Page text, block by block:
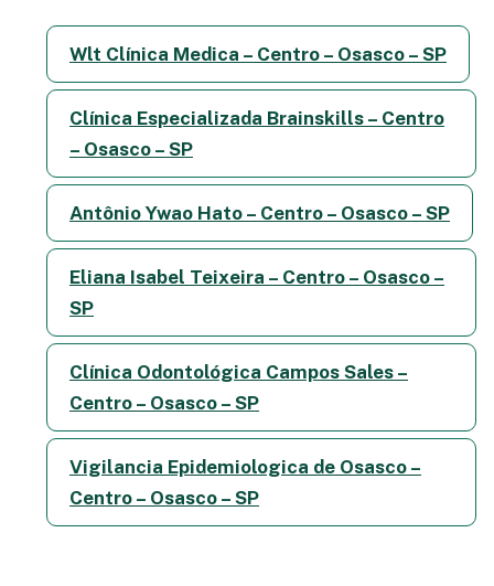
Wlt Clínica Medica – Centro – Osasco – SP
Clínica Especializada Brainskills – Centro
– Osasco – SP
Antônio Ywao Hato – Centro – Osasco – SP
Eliana Isabel Teixeira – Centro – Osasco –
SP
Clínica Odontológica Campos Sales –
Centro – Osasco – SP
Vigilancia Epidemiologica de Osasco –
Centro – Osasco – SP